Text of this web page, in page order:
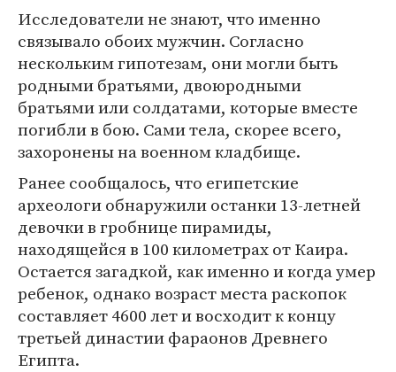
Исследователи не знают, что именно
связывало обоих мужчин. Согласно
нескольким гипотезам, они могли быть
родными братьями, двоюродными
братьями или солдатами, которые вместе
погибли в бою. Сами тела, скорее всего,
захоронены на военном кладбище.
Ранее сообщалось, что египетские
археологи обнаружили останки 13-летней
девочки в гробнице пирамиды,
находящейся в 100 километрах от Каира.
Остается загадкой, как именно и когда умер
ребенок, однако возраст места раскопок
составляет 4600 лет и восходит к концу
третьей династии фараонов Древнего
Египта.